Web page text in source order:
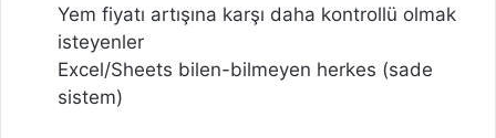
Yem fiyatı artışına karşı daha kontrollü olmak
isteyenler
Excel/Sheets bilen-bilmeyen herkes (sade
sistem)